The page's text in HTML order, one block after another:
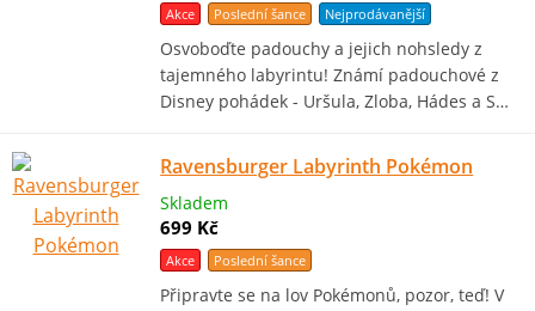
Akce Poslední šance Nejprodávanější
Osvoboďte padouchy a jejich nohsledy z
tajemného labyrintu! Známí padouchové z
Disney pohádek - Uršula, Zloba, Hádes a S…
Ravensburger Labyrinth Pokémon
Skladem
699 Kč
Akce Poslední šance
Připravte se na lov Pokémonů, pozor, teď! V